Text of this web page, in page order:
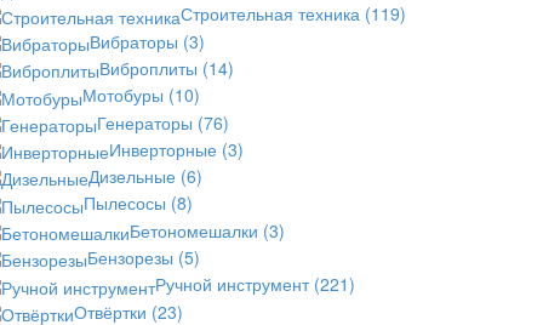
Строительная техника (119)
Вибраторы (3)
Виброплиты (14)
Мотобуры (10)
Генераторы (76)
Инверторные (3)
Дизельные (6)
Пылесосы (8)
Бетономешалки (3)
Бензорезы (5)
Ручной инструмент (221)
Отвёртки (23)